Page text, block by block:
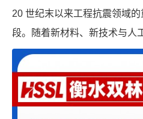
20 世纪末以来工程抗震领域
段。随着新材料、新技术与人